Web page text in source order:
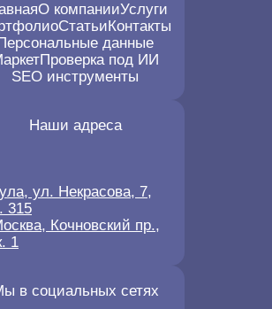
О компанииУслуги
СтатьиКонтакты
данные
Проверка под ИИ
SEO инструменты
в социальных сетях
Наши адреса
ул. Некрасова, 7,
315
Кочновский пр.,
1